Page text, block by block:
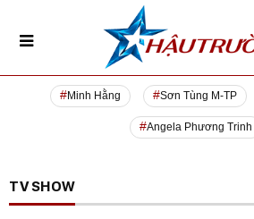
Minh Hằng Sơn Tùng M-TP
Angela Phương Trinh
TV SHOW